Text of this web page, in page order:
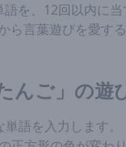
を、12回以内に
ら言葉遊びを愛す
んご」の遊
語を入力します。